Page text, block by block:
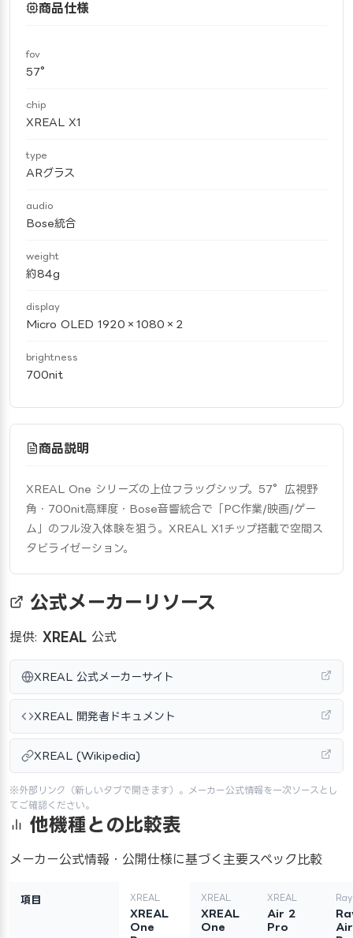
商品仕様
fov
57°
chip
XREAL X1
type
ARグラス
audio
Bose統合
weight
約84g
display
Micro OLED 1920×1080×2
brightness
700nit
商品説明
XREAL One シリーズの上位フラッグシップ。57°広視野
角・700nit高輝度・Bose音響統合で「PC作業/映画/ゲー
ム」のフル没入体験を狙う。XREAL X1チップ搭載で空間ス
タビライゼーション。
公式メーカーリソース
提供: XREAL 公式
XREAL 公式メーカーサイト
XREAL 開発者ドキュメント
XREAL (Wikipedia)
※外部リンク（新しいタブで開きます）。メーカー公式情報を一次ソースとし
てご確認ください。
他機種との比較表
メーカー公式情報・公開仕様に基づく主要スペック比較
項目 XREAL
XREAL
One
XREAL
XREAL
One
XREAL
Air 2
Pro